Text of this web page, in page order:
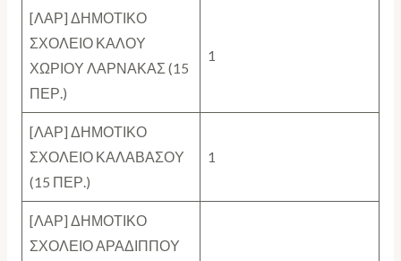
[ΛΑΡ] ΔΗΜΟΤΙΚΟ
ΣΧΟΛΕΙΟ ΚΑΛΟΥ
ΧΩΡΙΟΥ ΛΑΡΝΑΚΑΣ (15
ΠΕΡ.)
1
[ΛΑΡ] ΔΗΜΟΤΙΚΟ
ΣΧΟΛΕΙΟ ΚΑΛΑΒΑΣΟΥ
(15 ΠΕΡ.)
1
[ΛΑΡ] ΔΗΜΟΤΙΚΟ
ΣΧΟΛΕΙΟ ΑΡΑΔΙΠΠΟΥ